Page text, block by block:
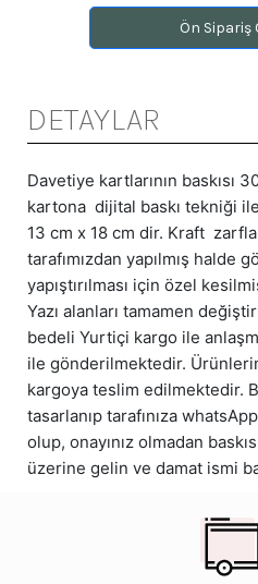
Ön Sipariş
DETAYLAR
Davetiye kartlarının baskısı
kartona dijital baskı tekniği
13 cm x 18 cm dir. Kraft
tarafımızdan yapılmış halde
yapıştırılması için özel
Yazı alanları tamamen
bedeli Yurtiçi kargo ile
ile gönderilmektedir.
kargoya teslim edilmektedir.
tasarlanıp tarafınıza
olup, onayınız olmadan
üzerine gelin ve damat ismi